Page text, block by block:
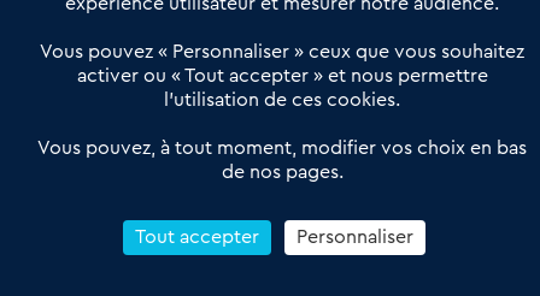
Derniers articles
Réseau 3C : un partenaire national dédié aux transactions
Petitscommerces : Un partenariat au service du commerce de
proximité et des territoires
Reprendre un Restaurant Rapide
Vous pouvez « Personnaliser » ceux que vous souhaitez
activer ou « Tout accepter » et nous permettre
l’utilisation de ces cookies.
Vous pouvez, à tout moment, modifier vos choix en bas
de nos pages.
Tout accepter Personnaliser